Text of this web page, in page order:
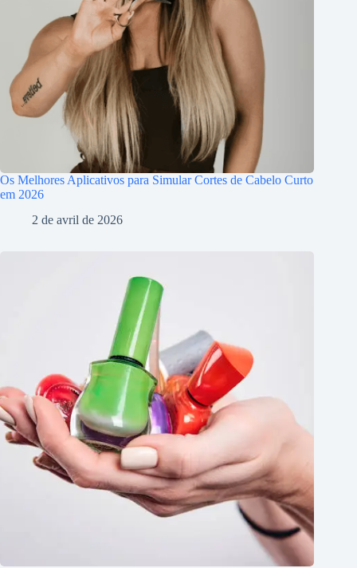
Os Melhores Aplicativos para Simular Cortes de Cabelo Curto
em 2026
2 de avril de 2026